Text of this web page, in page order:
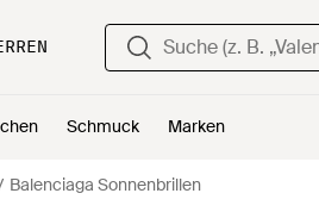
Schmuck Marken
Balenciaga Sonnenbrillen